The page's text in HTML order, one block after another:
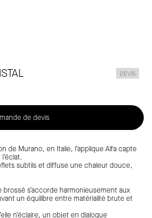
DEVIS
de devis
de Murano, en Italie, l’applique Alfa capte
subtils et diffuse une chaleur douce,
s’accorde harmonieusement aux
un équilibre entre matérialité brute et
n’éclaire, un objet en dialogue